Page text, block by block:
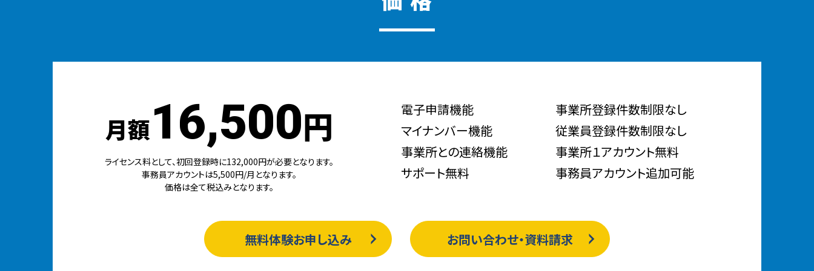
月額16,500円
ライセンス料として、初回登録時に132,000円が必要となります。
事務員アカウントは5,500円/月となります。
価格は全て税込みとなります。
電子申請機能
事業所登録件数制限なし
マイナンバー機能
従業員登録件数制限なし
事業所との連絡機能
事業所１アカウント無料
サポート無料
事務員アカウント追加可能
無料体験お申し込み お問い合わせ・資料請求